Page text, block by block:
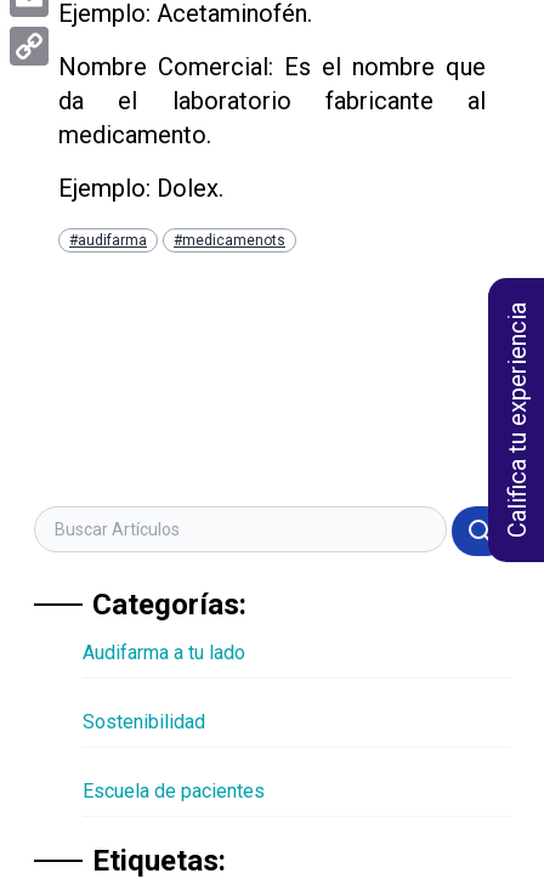
Ejemplo: Acetaminofén.
Nombre Comercial: Es el nombre que
da el laboratorio fabricante al
medicamento.
Ejemplo: Dolex.
#audifarma #medicamenots
Email
Categorías:
Audifarma a tu lado
Sostenibilidad
Escuela de pacientes
Etiquetas:
Califica tu experiencia